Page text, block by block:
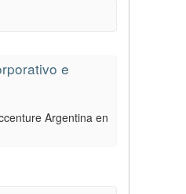
e
Argentina en